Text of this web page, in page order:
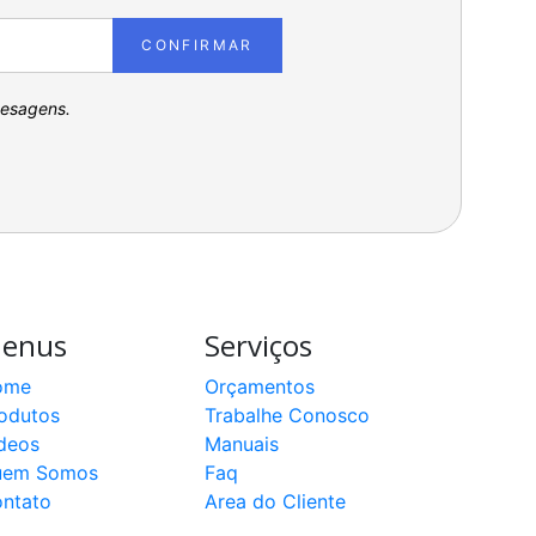
CONFIRMAR
Somos
Serviços
Orçamentos
Trabalhe Conosco
Manuais
Faq
Area do Cliente